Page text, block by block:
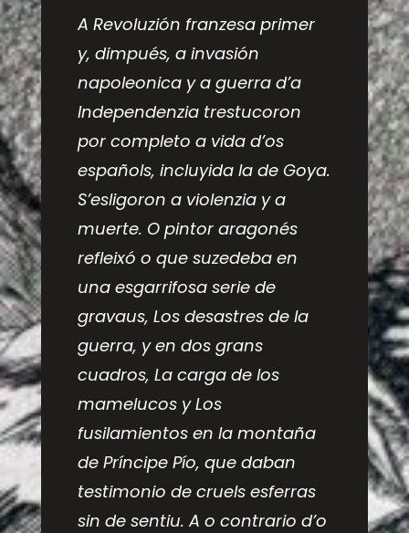
A Revoluzión franzesa primer
y, dimpués, a invasión
napoleonica y a guerra d’a
Independenzia trestucoron
por completo a vida d’os
españols, incluyida la de Goya.
S’esligoron a violenzia y a
muerte. O pintor aragonés
refleixó o que suzedeba en
una esgarrifosa serie de
gravaus, Los desastres de la
guerra, y en dos grans
cuadros, La carga de los
mamelucosyLos
fusilamientos en la montaña
de Príncipe Pío, que daban
testimonio de cruels esferras
sin de sentiu. A o contrario d’o